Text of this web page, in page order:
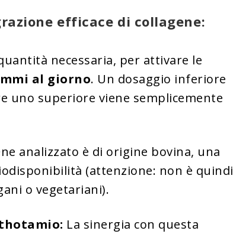
efficace di collagene:
necessaria, per attivare le
al giorno. Un dosaggio inferiore
uno superiore viene semplicemente
analizzato è di origine bovina, una
(attenzione: non è quindi
o vegetariani).
La sinergia con questa